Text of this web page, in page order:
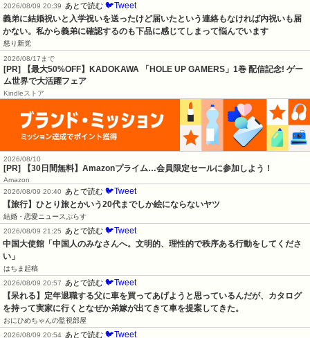
2026/08/09 20:39
あとで読む 🐦Tweet
義弟に結婚祝いと入学祝いを送ったけど届いたという連絡もなければ内祝いも届
かない。私から義弟に確認するのも下品に感じてしまって悩んでいます
怒り新党
2026/08/17まで
[PR] 【最大50%OFF】KADOKAWA 「HOLE UP GAMERS」1巻 配信記念! ゲー
ム世界で大活躍フェア
Kindleストア
2026/08/10
[PR] 【30日間無料】Amazonプライム…会員限定セールに参加しよう！
Amazon
2026/08/09 20:40
あとで読む 🐦Tweet
【旅行】ひとり旅とかいう20代までしか絵にならないヤツ
結婚・恋愛ニュースぷらす
2026/08/09 21:25
あとで読む 🐦Tweet
中国大使館「中国人のみなさんへ。文明的、理性的で秩序ある行動をしてくださ
い」
はちま起稿
2026/08/09 20:57
あとで読む 🐦Tweet
【呆れる】定年退職する父に車を買ってあげようと思っているんだが、カタログ
を持って実家に行くとなぜか弟嫁が出てきて車を提案してきた。
おにひめちゃんの監視部屋
2026/08/09 20:54 あとで読む 🐦Tweet